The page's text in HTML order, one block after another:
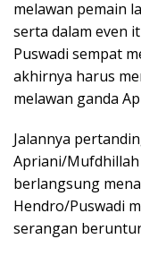
melawan pemain
serta dalam even
Puswadi sempat
akhirnya harus
melawan ganda
Jalannya
Apriani/Mufdhillah
berlangsung
Hendro/Puswadi
serangan